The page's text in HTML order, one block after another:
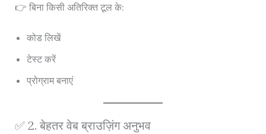
👉 बिना किसी अतिरिक्त टूल के:
कोड लिखें
टेस्ट करें
प्रोग्राम बनाएं
✅ 2. बेहतर वेब ब्राउज़िंग अनुभव